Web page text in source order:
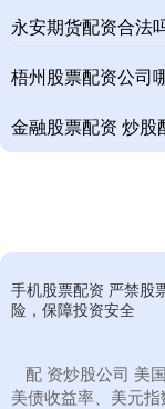
永安期货配资合法
梧州股票配资公司
金融股票配资 炒股
手机股票配资 严禁股
险，保障投资安全
配 资炒股公司 美
美债收益率、美元